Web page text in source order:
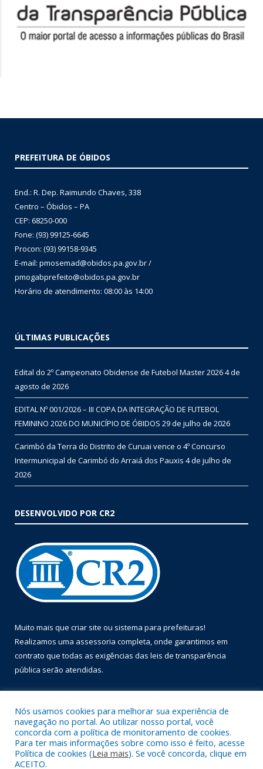
PREFEITURA DE ÓBIDOS
End.: R. Dep. Raimundo Chaves, 338
Centro – Óbidos – PA
CEP: 68250-000
Fone: (93) 99125-6645
Procon: (93) 99158-9345
E-mail: pmosemad@obidos.pa.gov.br /
pmogabprefeito@obidos.pa.gov.br
Horário de atendimento: 08:00 às 14:00
ÚLTIMAS PUBLICAÇÕES
Edital do 2º Campeonato Obidense de Futebol Master 20264 de
agosto de 2026
EDITAL Nº 001/2026 – III COPA DA INTEGRAÇÃO DE FUTEBOL
FEMININO 2026 DO MUNICÍPIO DE ÓBIDOS 29 de julho de 2026
Carimbó da Terra do Distrito de Curuai vence o 4º Concurso
Intermunicipal de Carimbó do Arraiá dos Pauxis 4 de julho de
2026
DESENVOLVIDO POR CR2
Muito mais que criar site ou sistema para prefeituras!
Realizamos uma assessoria completa, onde garantimos em
contrato que todas as exigências das leis de transparência
pública serão atendidas.
Todos os direitos reservados a Prefeitura Municipal de Óbidos.
Nós usamos cookies para melhorar sua experiência de
navegação no portal. Ao utilizar nosso portal, você
concorda com a política de monitoramento de cookies.
Para ter mais informações sobre como isso é feito, acesse
Política de cookies (Leia mais). Se você concorda, clique em
ACEITO.